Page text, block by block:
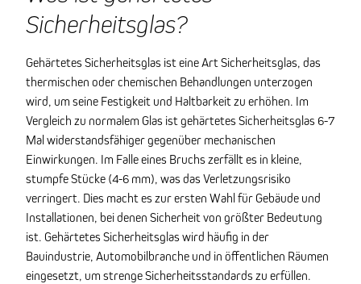
Sicherheitsglas?
Gehärtetes Sicherheitsglas ist eine Art Sicherheitsglas, das
thermischen oder chemischen Behandlungen unterzogen
wird, um seine Festigkeit und Haltbarkeit zu erhöhen. Im
Vergleich zu normalem Glas ist gehärtetes Sicherheitsglas 6-7
Mal widerstandsfähiger gegenüber mechanischen
Einwirkungen. Im Falle eines Bruchs zerfällt es in kleine,
stumpfe Stücke (4-6 mm), was das Verletzungsrisiko
verringert. Dies macht es zur ersten Wahl für Gebäude und
Installationen, bei denen Sicherheit von größter Bedeutung
ist. Gehärtetes Sicherheitsglas wird häufig in der
Bauindustrie, Automobilbranche und in öffentlichen Räumen
eingesetzt, um strenge Sicherheitsstandards zu erfüllen.